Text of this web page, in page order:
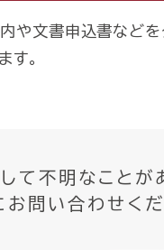
や文書申込書などを
す。
て不明なことが
お問い合わせくだ